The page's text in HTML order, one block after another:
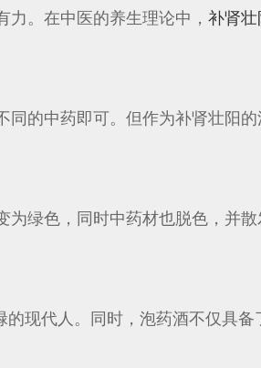
。在中医的养生理论中， 补肾壮
的中药即可。但作为补肾壮阳
绿色，同时中药材也脱色，并
现代人。同时，泡药酒不仅具